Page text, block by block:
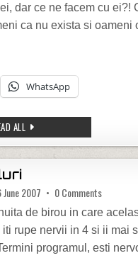
dar ce ne facem cu ei?!
ca nu exista si
WhatsApp
ALL “VA POT AJUTA TOTUSI CU
June 2007 0 Commentson Pe valuri
de birou in care
iti rupe nervii in 4 si ii mai
programul, esti